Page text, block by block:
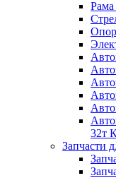
Рама
32т
Запчасти